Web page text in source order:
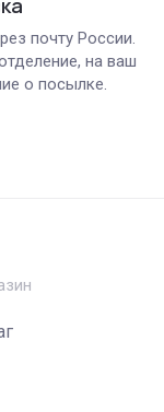
почту России.
на ваш
о посылке.